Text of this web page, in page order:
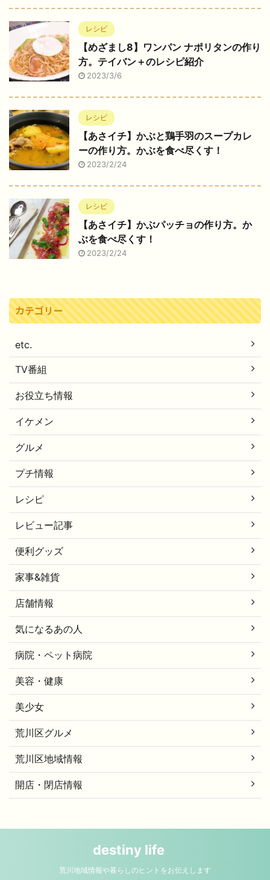
レシピ
【めざまし8】ワンパン ナポリタンの作り
方。テイバン＋のレシピ紹介
2023/3/6
レシピ
【あさイチ】かぶと鶏手羽のスープカレ
ーの作り方。かぶを食べ尽くす！
2023/2/24
レシピ
【あさイチ】かぶパッチョの作り方。か
ぶを食べ尽くす！
2023/2/24
カテゴリー
etc.
TV番組
お役立ち情報
イケメン
グルメ
プチ情報
レシピ
レビュー記事
便利グッズ
家事&雑貨
店舗情報
気になるあの人
病院・ペット病院
美容・健康
美少女
荒川区グルメ
荒川区地域情報
開店・閉店情報
destiny life
荒川地域情報や暮らしのヒントをお伝えします